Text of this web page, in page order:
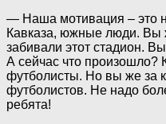
— Наша мотивация – это
Кавказа, южные люди. Вы
забивали этот стадион.
А сейчас что произошло?
футболисты. Но вы же за
футболистов. Не надо
ребята!